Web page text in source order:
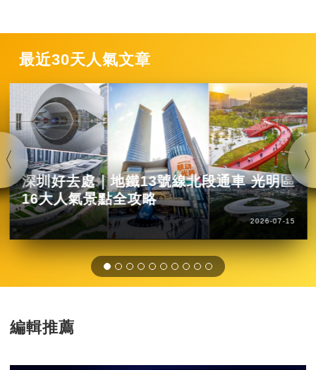
最近30天人氣文章
深圳好去處｜地鐵13號線北段通車 光明區
16大人氣景點全攻略
2026-07-15
編輯推薦